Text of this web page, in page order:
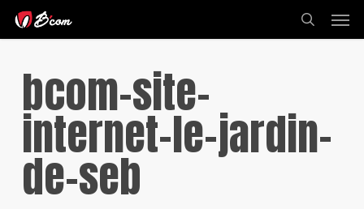
search
bcom-site-
internet-le-jardin-
de-seb